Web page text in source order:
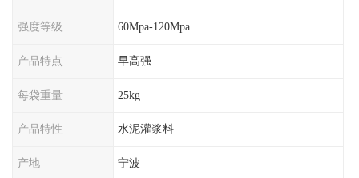
强度等级 60Mpa-120Mpa
产品特点 早高强
每袋重量 25kg
产品特性 水泥灌浆料
产地 宁波